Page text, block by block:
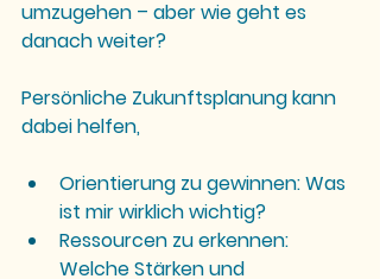
umzugehen – aber wie geht es
danach weiter?
Persönliche Zukunftsplanung kann
dabei helfen,
Orientierung zu gewinnen: Was
ist mir wirklich wichtig?
Ressourcen zu erkennen:
Welche Stärken und